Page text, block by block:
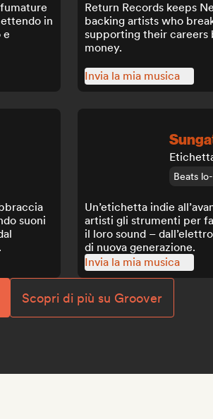
in
e
Return Records keeps
backing artists who
supporting their careers
money.
Invia la mia musica
suoni
Beats
Un’etichetta indie
artisti gli strumenti per
il loro sound –
di nuova generazione.
Invia la mia musica
Scopri di più su Groover